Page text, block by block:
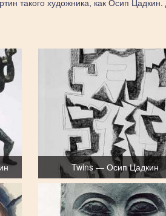
такого художника, как Осип
Twins — Осип Цадкин